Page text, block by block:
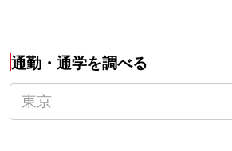
通勤・通学を調べる